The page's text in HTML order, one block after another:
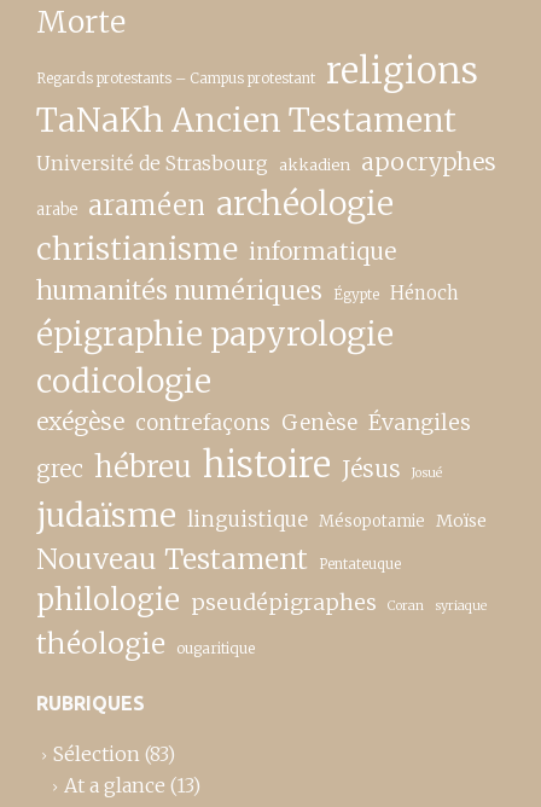
Morte
Regards protestants – Campus protestant religions
TaNaKh Ancien Testament
Université de Strasbourg akkadien apocryphes
arabe araméen archéologie
christianisme informatique
humanités numériques Égypte Hénoch
épigraphie papyrologie
codicologie
exégèse contrefaçons Genèse Évangiles
grec hébreu histoire Jésus Josué
judaïsme linguistique Mésopotamie Moïse
Nouveau Testament Pentateuque
philologie pseudépigraphes Coran syriaque
théologie ougaritique
RUBRIQUES
Sélection (83)
At a glance (13)